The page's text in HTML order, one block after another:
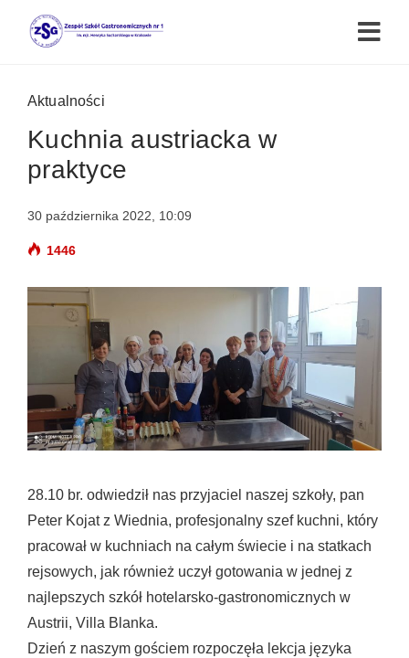
Aktualności
Kuchnia austriacka w
praktyce
30 października 2022, 10:09
1446
28.10 br. odwiedził nas przyjaciel naszej szkoły, pan
Peter Kojatz Wiednia, profesjonalny szef kuchni, który
pracował w kuchniach na całym świecie i na statkach
rejsowych, jak również uczył gotowania w jednej z
najlepszych szkół hotelarsko-gastronomicznych w
Austrii, Villa Blanka.
Dzień z naszym gościem rozpoczęła lekcja języka